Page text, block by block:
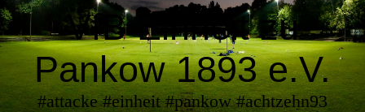
VfB Einheit zu
Pankow 1893 e.V.
#attacke #einheit #pankow #achtzehn93